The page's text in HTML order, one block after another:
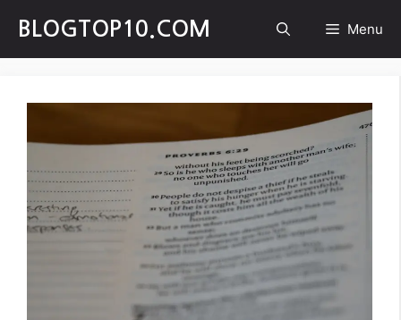
content
BLOGTOP10.COM Menu